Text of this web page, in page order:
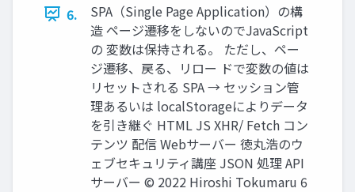
6.
SPA（Single Page Application）の構
造 ページ遷移をしないのでJavaScript
の 変数は保持される。 ただし、ペー
ジ遷移、戻る、リロー ドで変数の値は
リセットされる SPA → セッション管
理あるいは localStorageによりデータ
を引き継ぐ HTML JS XHR/ Fetch コン
テンツ 配信 Webサーバー 徳丸浩のウ
ェブセキュリティ講座 JSON 処理 API
サーバー © 2022 Hiroshi Tokumaru 6